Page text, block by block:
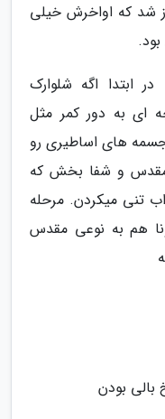
شد که اواخرش خیلی
ابتدا اگه شلوارک
ای به دور کمر مثل
های اساطیری رو
و شفا بخش که
تنی میکردن. مرحله
هم به نوعی مقدس
بالی بودن